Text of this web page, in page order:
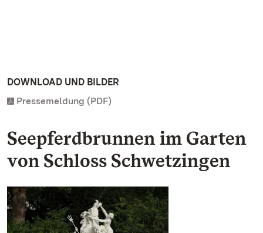
DOWNLOAD UND BILDER
Pressemeldung (PDF)
Seepferdbrunnen im Garten
von Schloss Schwetzingen